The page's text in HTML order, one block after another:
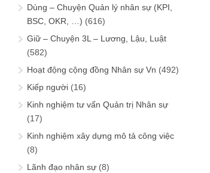
Dùng – Chuyện Quản lý nhân sự (KPI,
BSC, OKR, …) (616)
Giữ – Chuyện 3L – Lương, Lậu, Luật
(582)
Hoạt động cộng đồng Nhân sự Vn (492)
Kiếp người (16)
Kinh nghiệm tư vấn Quản trị Nhân sự
(17)
Kinh nghiệm xây dựng mô tả công việc
(8)
Lãnh đạo nhân sự (8)